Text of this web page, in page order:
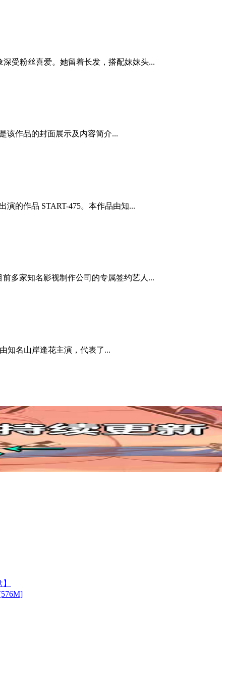
受粉丝喜爱。她留着长发，搭配妹妹头...
该作品的封面展示及内容简介...
的作品 START-475。本作品由知...
多家知名影视制作公司的专属签约艺人...
知名山岸逢花主演，代表了...